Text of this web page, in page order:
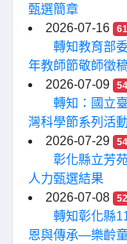
甄選簡章
2026-07-16
61
轉知教育部
年教師節敬師徵
2026-07-09
54
轉知：國立
灣科學節系列活
2026-07-29
54
彰化縣立芳
人力甄選結果
2026-07-08
52
轉知彰化縣
恩與傳承—樂齡